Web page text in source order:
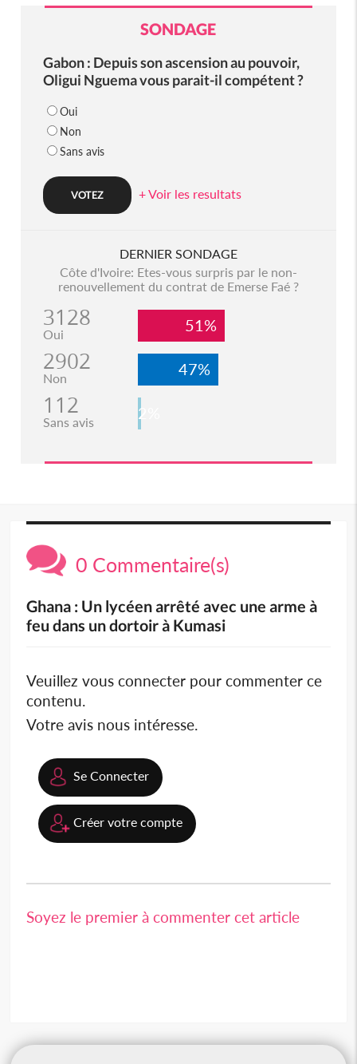
SONDAGE
Gabon : Depuis son ascension au pouvoir,
Oligui Nguema vous parait-il compétent ?
Oui
Non
Sans avis
+ Voir les resultats
DERNIER SONDAGE
Côte d'Ivoire: Etes-vous surpris par le non-
renouvellement du contrat de Emerse Faé ?
3128
Oui 51%
2902
Non 47%
112
Sans avis 2%
0 Commentaire(s)
Ghana : Un lycéen arrêté avec une arme à
feu dans un dortoir à Kumasi
Veuillez vous connecter pour commenter ce
contenu.
Votre avis nous intéresse.
Se Connecter
Créer votre compte
Soyez le premier à commenter cet article